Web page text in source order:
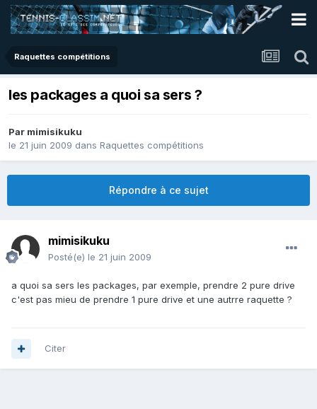
Raquettes compétitions
les packages a quoi sa sers ?
Par mimisikuku
le 21 juin 2009 dans Raquettes compétitions
Répondre à ce sujet
mimisikuku
Posté(e) le 21 juin 2009
a quoi sa sers les packages, par exemple, prendre 2 pure drive
c'est pas mieu de prendre 1 pure drive et une autrre raquette ?
Citer